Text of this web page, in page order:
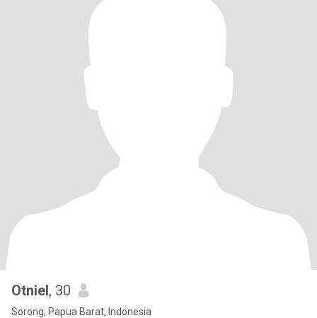
Otniel, 30
Sorong, Papua Barat, Indonesia